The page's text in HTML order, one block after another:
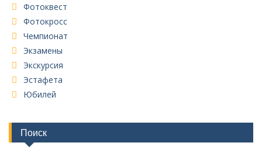
Фотоквест
Фотокросс
Чемпионат
Экзамены
Экскурсия
Эстафета
Юбилей
Поиск